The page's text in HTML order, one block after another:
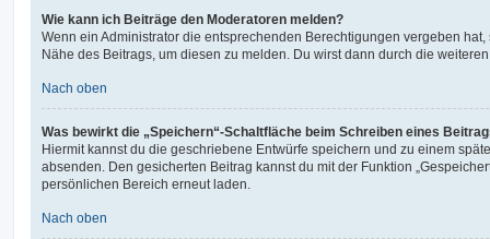
Wie kann ich Beiträge den Moderatoren melden?
Wenn ein Administrator die entsprechenden Berechtigungen vergeben
Nähe des Beitrags, um diesen zu melden. Du wirst dann durch die
Nach oben
Was bewirkt die „Speichern“-Schaltfläche beim Schreiben eines
Hiermit kannst du die geschriebene Entwürfe speichern und zu einem
absenden. Den gesicherten Beitrag kannst du mit der Funktion
persönlichen Bereich erneut laden.
Nach oben